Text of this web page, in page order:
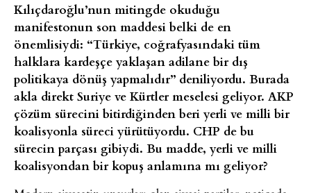
Kılıçdaroğlu’nun mitingde okuduğu
manifestonun son maddesi belki de en
önemlisiydi: “Türkiye, coğrafyasındaki tüm
halklara kardeşçe yaklaşan adilane bir dış
politikaya dönüş yapmalıdır” deniliyordu. Burada
akla direkt Suriye ve Kürtler meselesi geliyor. AKP
çözüm sürecini bitirdiğinden beri yerli ve milli bir
koalisyonla süreci yürütüyordu. CHP de bu
sürecin parçası gibiydi. Bu madde, yerli ve milli
koalisyondan bir kopuş anlamına mı geliyor?